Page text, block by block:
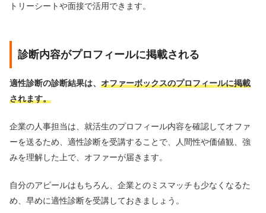
トリーシートや面接で活用できます。
診断内容がプロフィールに掲載される
適性診断の診断結果は、 オファーボックスのプロフィールに掲載
されます。
企業の人事担当は、就活生のプロフィール内容を確認してオファ
ーを送るため、適性診断を受講することで、人間性や価値観、強
みを理解した上で、オファーが届きます。
自分のアピールはもちろん、企業とのミスマッチも少なくなるた
め、早めに適性診断を受講しておきましょう。